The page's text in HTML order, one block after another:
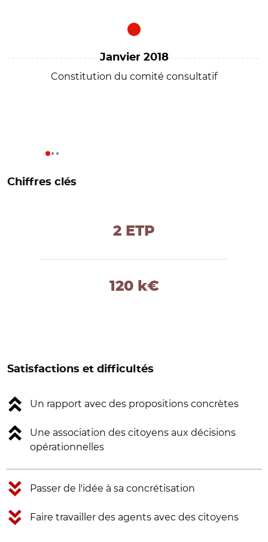
Janvier 2018
Constitution du comité consultatif
Chiffres clés
2 ETP
120 k€
Satisfactions et difficultés
Un rapport avec des propositions concrètes
Une association des citoyens aux décisions
opérationnelles
Passer de l'idée à sa concrétisation
Faire travailler des agents avec des citoyens